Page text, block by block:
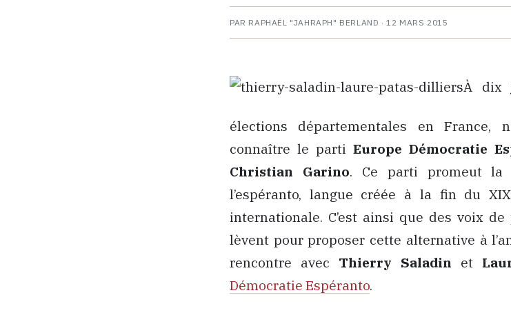
PAR RAPHAËL "JAHRAPH" BERLAND ·12 MARS 2015
À dix
élections départementales en France,
connaître le parti Europe Démocratie
Christian Garino. Ce parti promeut la
l’espéranto, langue créée à la fin du
internationale. C’est ainsi que des voix
lèvent pour proposer cette alternative à
rencontre avec Thierry Saladin et
Démocratie Espéranto.